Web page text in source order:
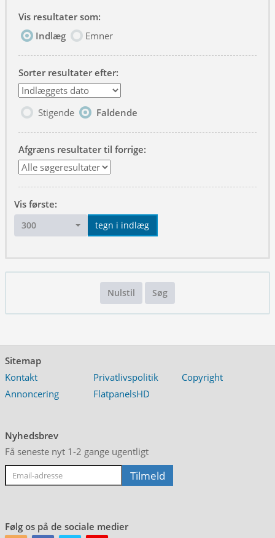
Vis resultater som:
Indlæg
Emner
Sorter resultater efter:
Stigende Faldende
Afgræns resultater til forrige:
Vis første:
300 tegn i indlæg
Nulstil Søg
Sitemap
Kontakt
Privatlivspolitik
Copyright
Annoncering
FlatpanelsHD
Nyhedsbrev
Få seneste nyt 1-2 gange ugentligt
Følg os på de sociale medier